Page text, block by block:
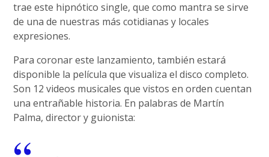
trae este hipnótico single, que como mantra se sirve
de una de nuestras más cotidianas y locales
expresiones.
Para coronar este lanzamiento, también estará
disponible la película que visualiza el disco completo.
Son 12 videos musicales que vistos en orden cuentan
una entrañable historia. En palabras de Martín
Palma, director y guionista: